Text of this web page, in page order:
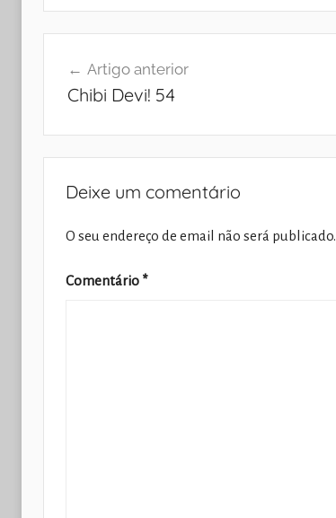
Artigo anterior
Chibi Devi! 54
Deixe um comentário
O seu endereço de email não será publicado.
Comentário *